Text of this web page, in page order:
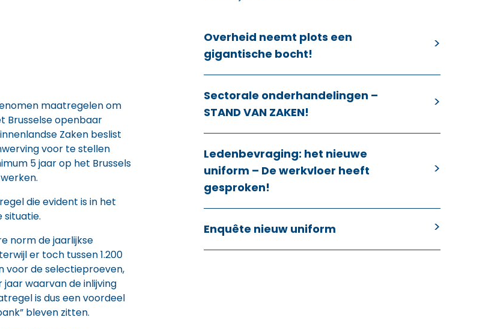
maatregelen om
Brusselse openbaar
Zaken beslist
voor te stellen
5 jaar op het Brussels
die evident is in het
situatie.
norm de jaarlijkse
er toch tussen 1.200
voor de selectieproeven,
jaar waarvan de inlijving
is dus een voordeel
bleven zitten.
Overheid neemt plots een
gigantische bocht!
Sectorale onderhandelingen –
STAND VAN ZAKEN!
Ledenbevraging: het nieuwe
uniform – De werkvloer heeft
gesproken!
Enquête nieuw uniform